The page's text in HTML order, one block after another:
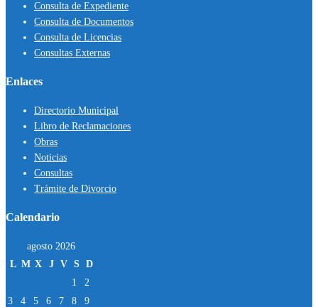
Consulta de Expediente
Consulta de Documentos
Consulta de Licencias
Consultas Externas
Enlaces
Directorio Municipal
Libro de Reclamaciones
Obras
Noticias
Consultas
Trámite de Divorcio
Calendario
agosto 2026
L M X J V S D
1
2
3
4 5 6 7 8
9